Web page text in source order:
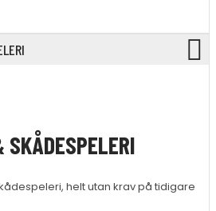
helt utan krav på tidigare